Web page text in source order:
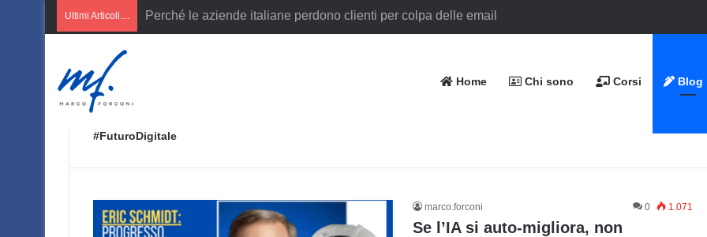
Ultimi Articoli.... AI per PMI italiane
Home Chi sono Corsi Blog
#FuturoDigitale
marco.forconi 0 1.071
Se l’IA si auto-migliora, non